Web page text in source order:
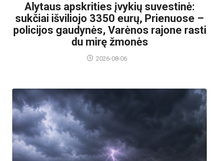
Alytaus apskrities įvykių suvestinė:
sukčiai išviliojo 3350 eurų, Prienuose –
policijos gaudynės, Varėnos rajone rasti
du mirę žmonės
2026-08-06